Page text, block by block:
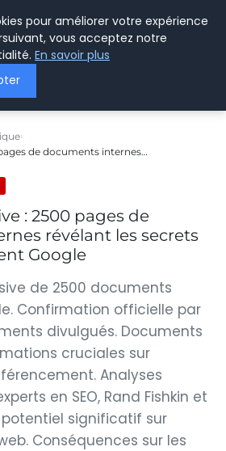
de documents internes…
: 2500 pages de
révélant les secrets
Google
de 2500 documents
Confirmation officielle par
divulgués. Documents
cruciales sur
Analyses
en SEO, Rand Fishkin et
potentiel significatif sur
Conséquences sur les
pour améliorer votre expérience
vous acceptez notre
En savoir plus